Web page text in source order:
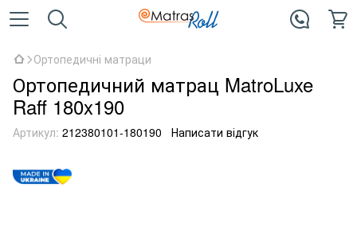
Ортопедичні матраци
Ортопедичний матрац MatroLuxe
Raff 180x190
Артикул: 212380101-180190 Написати відгук